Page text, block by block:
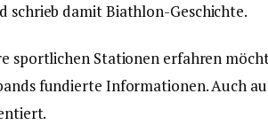
schrieb damit Biathlon-Geschichte.
sportlichen Stationen erfahren
fundierte Informationen. Auch